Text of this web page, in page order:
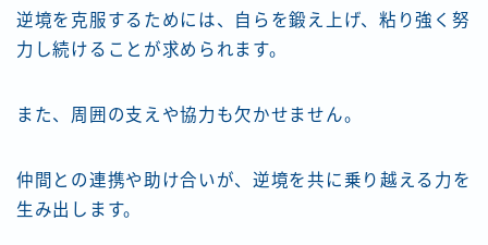
逆境を克服するためには、自らを鍛え上げ、粘り強く努
力し続けることが求められます。
また、周囲の支えや協力も欠かせません。
仲間との連携や助け合いが、逆境を共に乗り越える力を
生み出します。